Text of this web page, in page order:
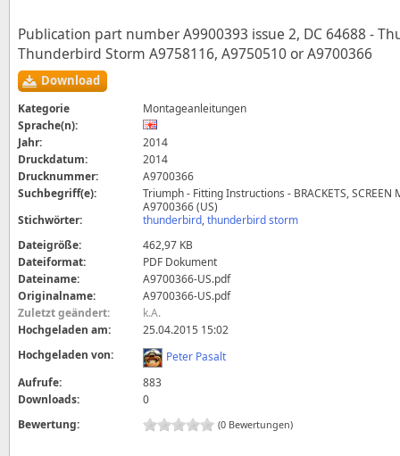
Publication part number A9900393 issue 2, DC 64688 -
Thunderbird Storm A9758116, A9750510 or A9700366
Download
Kategorie
Montageanleitungen
Sprache(n):
Jahr:
2014
Druckdatum:
2014
Drucknummer:
A9700366
Suchbegriff(e):
Triumph - Fitting Instructions - BRACKETS, SCREEN
A9700366 (US)
Stichwörter:
thunderbird,thunderbird storm
Dateigröße:
462,97 KB
Dateiformat:
PDF Dokument
Dateiname:
A9700366-US.pdf
Originalname:
A9700366-US.pdf
Zuletzt geändert:
k.A.
Hochgeladen am:
25.04.2015 15:02
Hochgeladen von:
Peter Pasalt
Aufrufe:
883
Downloads:
0
Bewertung:
(0 Bewertungen)